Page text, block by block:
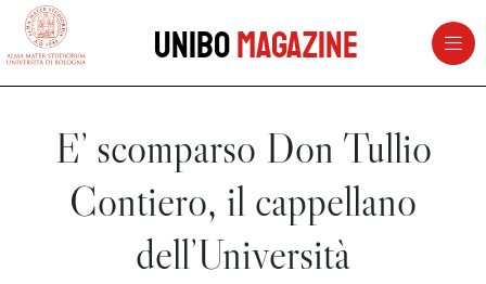
vai al contenuto della pagina
UniboMagazine
E’ scomparso Don Tullio
Contiero, il cappellano
dell’Università